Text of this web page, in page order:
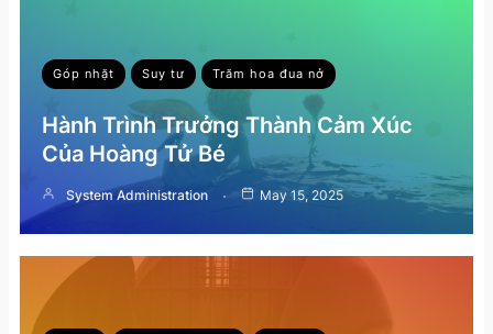
Góp nhặt Suy tư Trăm hoa đua nở
Hành Trình Trưởng Thành Cảm Xúc
Của Hoàng Tử Bé
System Administration May 15, 2025